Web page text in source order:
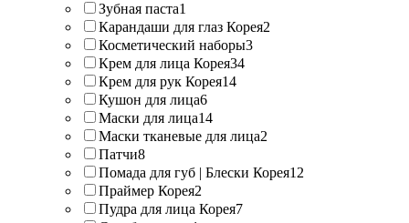
Зубная паста1
Карандаши для глаз Корея2
Косметический наборы3
Крем для лица Корея34
Крем для рук Корея14
Кушон для лица6
Маски для лица14
Маски тканевые для лица2
Патчи8
Помада для губ | Блески Корея12
Праймер Корея2
Пудра для лица Корея7